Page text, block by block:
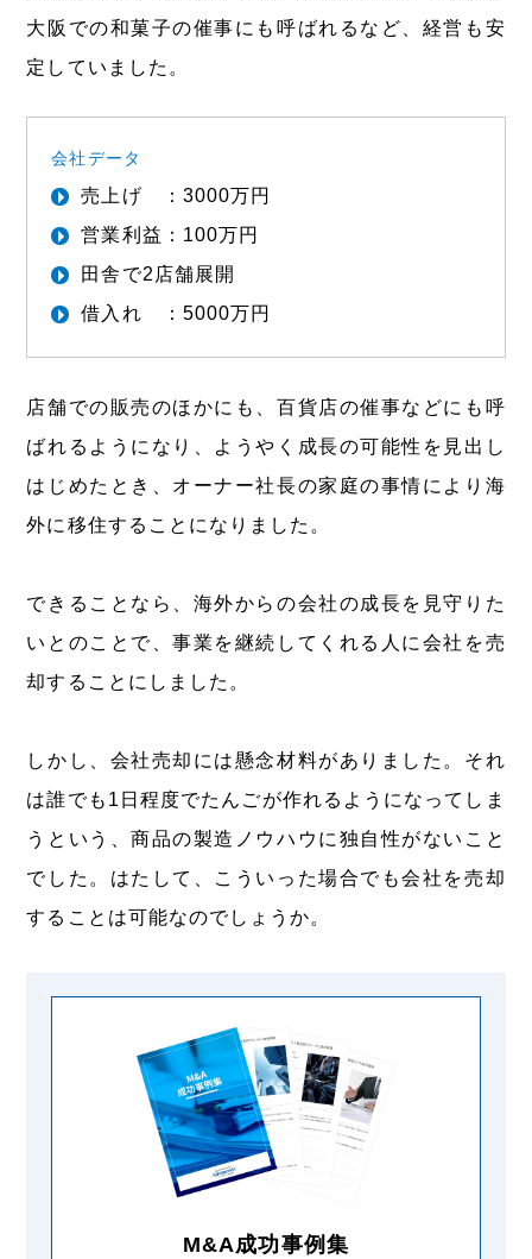
大阪での和菓子の催事にも呼ばれるなど、経営も安
定していました。
会社データ
売上げ ：3000万円
営業利益：100万円
田舎で2店舗展開
借入れ ：5000万円
店舗での販売のほかにも、百貨店の催事などにも呼
ばれるようになり、ようやく成長の可能性を見出し
はじめたとき、オーナー社長の家庭の事情により海
外に移住することになりました。
できることなら、海外からの会社の成長を見守りた
いとのことで、事業を継続してくれる人に会社を売
却することにしました。
しかし、会社売却には懸念材料がありました。それ
は誰でも1日程度でたんごが作れるようになってしま
うという、商品の製造ノウハウに独自性がないこと
でした。はたして、こういった場合でも会社を売却
することは可能なのでしょうか。
M&A成功事例集